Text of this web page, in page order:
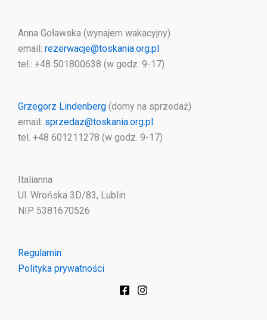
Anna Goławska (wynajem wakacyjny)
email: rezerwacje@toskania.org.pl
tel.: +48 501800638 (w godz. 9-17)
Grzegorz Lindenberg (domy na sprzedaż)
email: sprzedaz@toskania.org.pl
tel. +48 601211278 (w godz. 9-17)
Italianna
Ul. Wrońska 3D/83, Lublin
NIP 5381670526
Regulamin
Polityka prywatności